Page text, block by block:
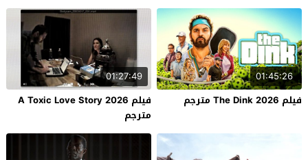
01:45:26
فيلم The Dink 2026 مترجم
01:27:49
فيلم A Toxic Love Story 2026
مترجم